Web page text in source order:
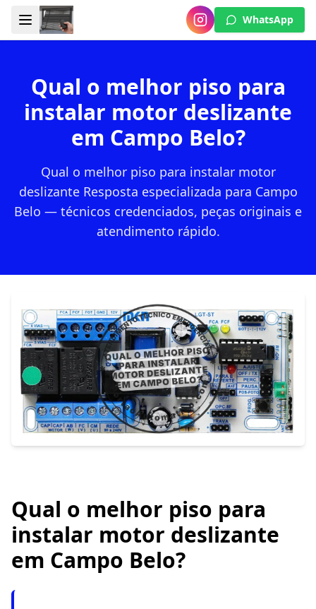
WhatsApp
Qual o melhor piso para
instalar motor deslizante
em Campo Belo?
Qual o melhor piso para instalar motor
deslizante Resposta especializada para Campo
Belo — técnicos credenciados, peças originais e
atendimento rápido.
Qual o melhor piso para
instalar motor deslizante
em Campo Belo?